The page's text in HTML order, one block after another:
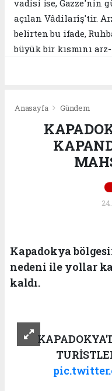
vadisi ise, Gazze'nin
açılan Vâdilarîş'tir.
belirten bu ifade,
büyük bir kısmını
Anasayfa Gündem
Kapadokya
nedeni ile yollar
kaldı.